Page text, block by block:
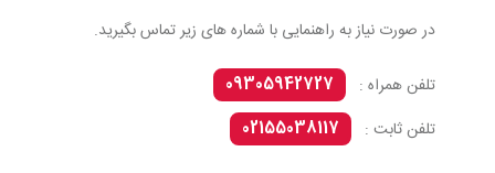
در صورت نیاز به راهنمایی با شماره های زیر تماس بگیرید.
تلفن همراه :
09305942727
تلفن ثابت :
02155038117